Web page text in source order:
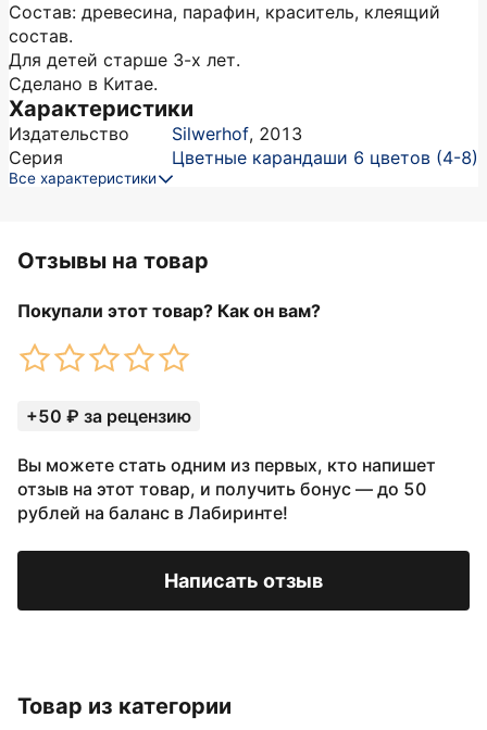
Состав: древесина, парафин, краситель, клеящий
состав.
Для детей старше 3-х лет.
Сделано в Китае.
Характеристики
Издательство Silwerhof, 2013
Серия
Цветные карандаши 6 цветов (4-8)
Все характеристики
Отзывы на товар
Покупали этот товар? Как он вам?
+50 ₽ за рецензию
Вы можете стать одним из первых, кто напишет
отзыв на этот товар, и получить бонус — до 50
рублей на баланс в Лабиринте!
Написать отзыв
Товар из категории